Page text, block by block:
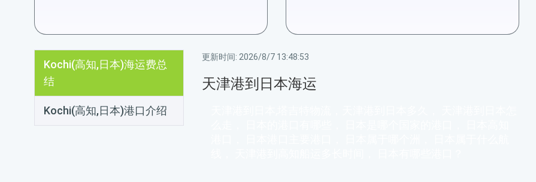
Kochi(高知,日本)海运费总
结
Kochi(高知,日本)港口介绍
更新时间: 2026/8/7 13:48:53
天津港到日本海运